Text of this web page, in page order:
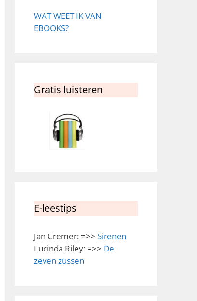
WAT WEET IK VAN
EBOOKS?
Gratis luisteren
E-leestips
Jan Cremer: =>> Sirenen
Lucinda Riley: =>> De
zeven zussen